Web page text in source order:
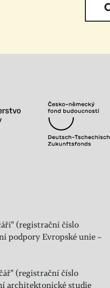
(registrační číslo
podpory Evropské unie –
(registrační číslo
architektonické studie